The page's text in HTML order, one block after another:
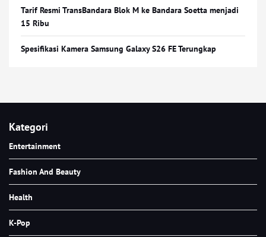
Tarif Resmi TransBandara Blok M ke Bandara Soetta menjadi
15 Ribu
Spesifikasi Kamera Samsung Galaxy S26 FE Terungkap
Kategori
Entertainment
Fashion And Beauty
Health
K-Pop